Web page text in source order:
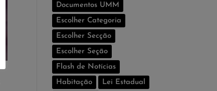
Documentos UMM
Escolher Categoria
Escolher Secção
Escolher Seção
Flash de Notí­cias
Habitação Lei Estadual